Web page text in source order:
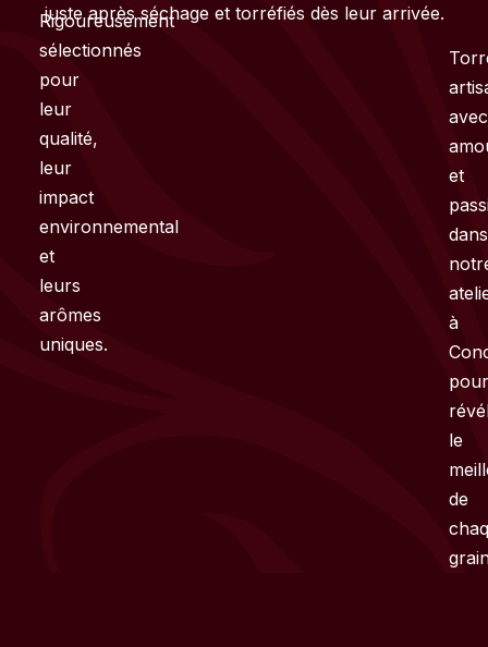
Rigoureusement
sélectionnés
pour
leur
qualité,
leur
impact
environnemental
et
leurs
arômes
uniques.
juste après séchage et torréfiés dès leur arrivée.
avec
et
dans
à
le
de